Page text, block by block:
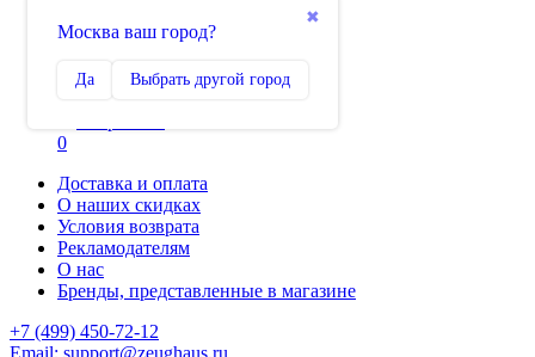
✖
Москва ваш город?
Да Выбрать другой город
Сравнение
0
Доставка и оплата
О наших скидках
Условия возврата
Рекламодателям
О нас
Бренды, представленные в магазине
+7 (499) 450-72-12
Email: support@zeughaus.ru